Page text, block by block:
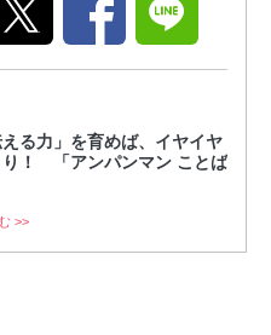
える力」を育めば、イヤイヤ
り！ 「アンパンマン ことば
>>